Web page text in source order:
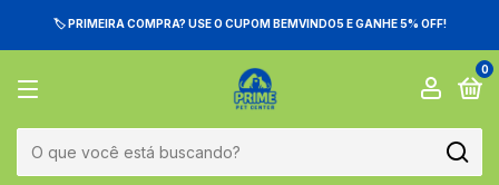
🏷️ PRIMEIRA COMPRA? USE O CUPOM BEMVINDO5 E GANHE 5% OFF!
0